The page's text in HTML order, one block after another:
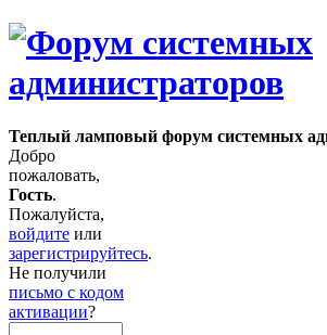
Теплый ламповый форум системных
Добро
пожаловать,
Гость.
Пожалуйста,
войдите или
зарегистрируйтесь.
Не получили
письмо с кодом
активации?